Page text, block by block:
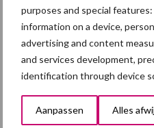
purposes and special
information on a device,
advertising and content
and services development,
identification through device
Aanpassen Alles
Hygiënesluis varkenshouderij
Vleesvarkens
20 februari 2015
In de afgelopen week is op een
variant van PED aangetoond.
gevonden waarbij het in de